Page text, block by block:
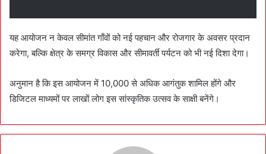
यह आयोजन न केवल सीमांत गाँवों को नई पहचान और रोजगार के अवसर प्रदान
करेगा, बल्कि क्षेत्र के समग्र विकास और सीमावर्ती पर्यटन को भी नई दिशा देगा।
अनुमान है कि इस आयोजन में 10,000 से अधिक आगंतुक शामिल होंगे और
डिजिटल माध्यमों पर लाखों लोग इस सांस्कृतिक उत्सव के साक्षी बनेंगे।